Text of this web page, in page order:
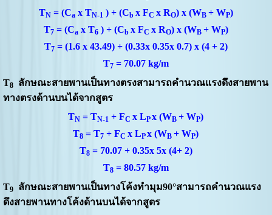
TN= (Cax TN-1 ) + (Cb x FC x RO) x (WB + WP)
T7= (Cax T6) + (Cb x FC x RO) x (WB + WP)
T7= (1.6 x 43.49) + (0.33x 0.35x 0.7) x (4 + 2)
T7= 70.07 kg/m
T8ลักษณะสายพานเป็นทางตรงสามารถคำนวณแรงดึงสายพาน
ทางตรงด้านบนได้จากสูตร
TN = TN-1 + FCx LPx (WB+ WP)
T8 = T7 + FCx LPx (WB+ WP)
T8= 70.07 + 0.35x 5x (4+ 2)
T8= 80.57 kg/m
T9ลักษณะสายพานเป็นทางโค้งทำมุม90°สามารถคำนวณแรง
ดึงสายพานทางโค้งด้านบนได้จากสูตร